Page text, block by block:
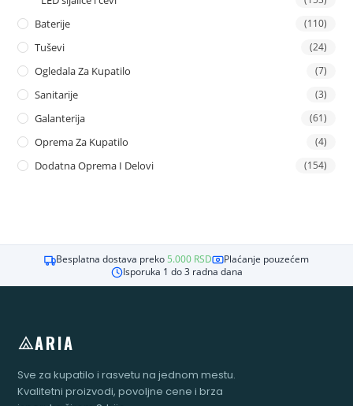
Baterije (110)
Tuševi (24)
Ogledala Za Kupatilo (7)
Sanitarije (3)
Galanterija (61)
Oprema Za Kupatilo (4)
Dodatna Oprema I Delovi (154)
Besplatna dostava preko 5.000 RSD
Plaćanje pouzećem
Isporuka 1 do 3 radna dana
ARIA
Sve za kupatilo i rasvetu na jednom mestu.
Kvalitetni proizvodi, povoljne cene i brza